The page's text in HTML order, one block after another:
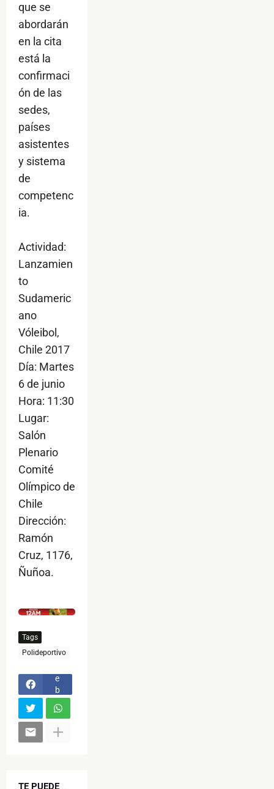
que se
abordarán
en la cita
está la
confirmaci
ón de las
sedes,
países
asistentes
y sistema
de
competenc
ia.
Actividad:
Lanzamien
to
Sudameric
ano
Vóleibol,
Chile 2017
Día: Martes
6 de junio
Hora: 11:30
Lugar:
Salón
Plenario
Comité
Olímpico de
Chile
Dirección:
Ramón
Cruz, 1176,
Ñuñoa.
Tags
Polideportivo
a
e
b
o
TE PUEDE